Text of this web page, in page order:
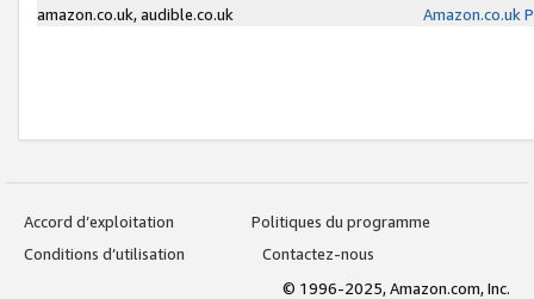
amazon.co.uk, audible.co.uk
Amazon.co.uk
Accord d’exploitation
Politiques du programme
Conditions d’utilisation
Contactez-nous
© 1996-2025, Amazon.com, Inc.